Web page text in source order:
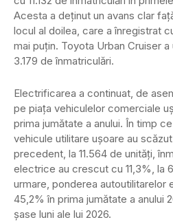
Acesta a deținut un avans clar
locul al doilea, care a înregistrat
mai puțin. Toyota Urban Cruiser
3.179 de înmatriculări.
Electrificarea a continuat, de
pe piața vehiculelor comerciale
prima jumătate a anului. În timp
vehicule utilitare ușoare au
precedent, la 11.564 de unități,
electrice au crescut cu 11,3%, la
urmare, ponderea autoutilitarelor
45,2% în prima jumătate a anului
șase luni ale lui 2026.